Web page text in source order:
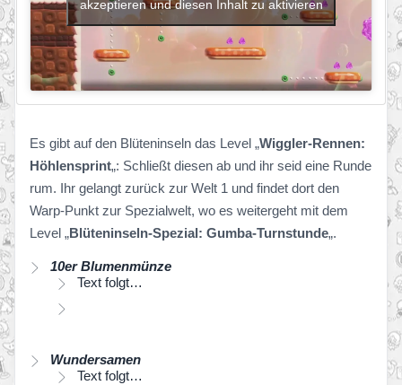
akzeptieren und diesen Inhalt zu aktivieren
Es gibt auf den Blüteninseln das Level „Wiggler-Rennen:
Höhlensprint„: Schließt diesen ab und ihr seid eine Runde
rum. Ihr gelangt zurück zur Welt 1 und findet dort den
Warp-Punkt zur Spezialwelt, wo es weitergeht mit dem
Level „Blüteninseln-Spezial: Gumba-Turnstunde„.
10er Blumenmünze
Text folgt…
Wundersamen
Text folgt…